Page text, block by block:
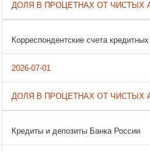
Корреспондентские счета
Кредиты и депозиты Банка России